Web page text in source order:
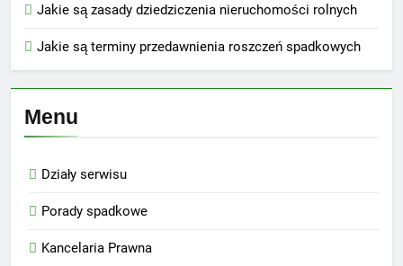
Jakie są zasady dziedziczenia nieruchomości rolnych
Jakie są terminy przedawnienia roszczeń spadkowych
Menu
Działy serwisu
Porady spadkowe
Kancelaria Prawna